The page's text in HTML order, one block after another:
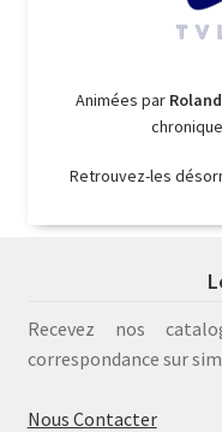
Animées par
Retrouvez-les
Recevez nos
correspondance sur
Nous Contacter